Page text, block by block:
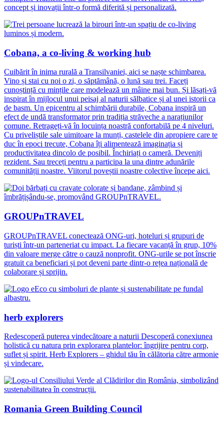
concept și inovații într-o formă diferită și personalizată.
Cobana, a co-living & working hub
Cuibărit în inima rurală a Transilvaniei, aici se naște schimbarea.
Vino și stai cu noi o zi, o săptămână, o lună sau trei. Faceți
cunoștință cu mințile care modelează un mâine mai bun. Și lăsați-vă
inspirat în mijlocul unui peisaj al naturii sălbatice și al unei istorii ca
de basm. Un epicentru al schimbării durabile, Cobana inspiră un
efect de undă transformator prin tradiția străveche a narațiunilor
comune. Retrageți-vă în locuința noastră confortabilă pe 4 niveluri.
Cu priveliștile sale uimitoare la munți, castelele din apropiere care te
duc în epoci trecute, Cobana îți alimentează imaginația și
productivitatea dincolo de posibil. Închiriați o cameră. Deveniți
rezident. Sau treceți pentru a participa la una dintre adunările
comunității noastre. Viitorul poveștii noastre colective începe aici.
GROUPnTRAVEL
GROUPnTRAVEL conectează ONG-uri, hoteluri și grupuri de
turiști într-un parteneriat cu impact. La fiecare vacanță în grup, 10%
din valoare merge către o cauză nonprofit. ONG-urile se pot înscrie
gratuit ca beneficiari și pot deveni parte dintr-o rețea națională de
colaborare și sprijin.
herb explorers
Redescoperă puterea vindecătoare a naturii Descoperă conexiunea
holistică cu natura prin explorarea plantelor: îngrijire pentru corp,
suflet și spirit. Herb Explorers – ghidul tău în călătoria către armonie
și vindecare.
Romania Green Building Council